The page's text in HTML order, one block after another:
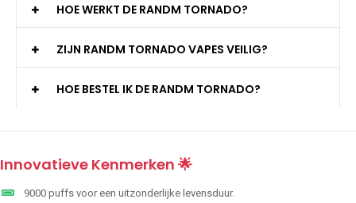
HOE WERKT DE RANDM TORNADO?
ZIJN RANDM TORNADO VAPES VEILIG?
HOE BESTEL IK DE RANDM TORNADO?
Innovatieve Kenmerken 🌟
9000 puffs voor een uitzonderlijke levensduur.